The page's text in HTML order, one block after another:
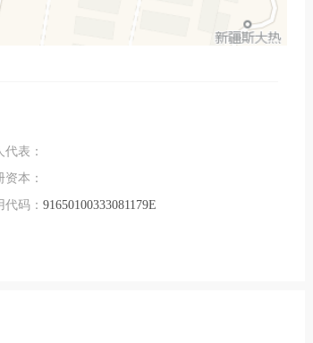
代表：
资本：
代码： 91650100333081179E